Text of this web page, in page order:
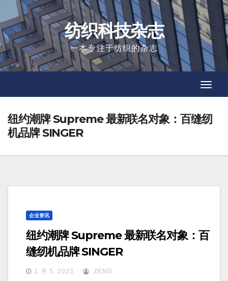
to
content
纺织科技杂志
一本专注于纺织的杂志
纽约潮牌 Supreme 最新联名对象：百缝纫
机品牌 SINGER
企业资讯
纽约潮牌 Supreme 最新联名对象：百
缝纫机品牌 SINGER
1 月 5, 2023 ZENG